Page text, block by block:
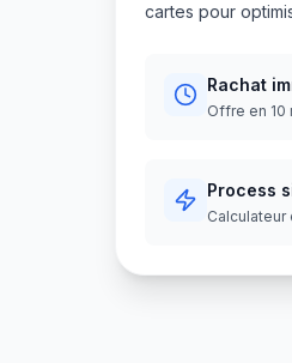
cartes pour
Rachat
Offre en 10
Process
Calculateur